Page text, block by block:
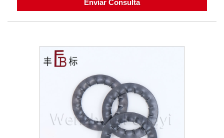
Enviar Consulta